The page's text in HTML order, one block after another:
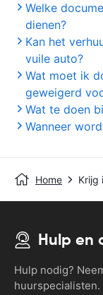
Welke
dienen?
Kan het
vuile auto?
Wat moet ik
geweigerd
Wat te doen
Wanneer
Home Krijg
Hulp en
Hulp nodig?
huurspecialisten.